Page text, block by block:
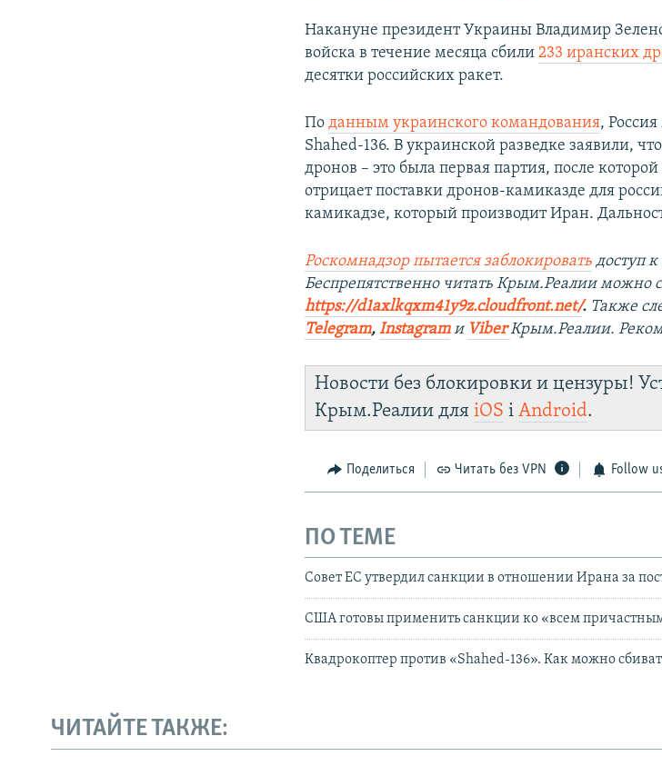
Накануне президент Украины Владимир
войска в течение месяца сбили233 иранских
десятки российских ракет.
Поданным украинского командования,
Shahed-136. В украинской разведке заявили,
дронов – это была первая партия, после
отрицает поставки дронов-камиказде для
камикадзе, который производит Иран.
Роскомнадзор пытается заблокировать доступ
Беспрепятственно читать Крым.Реалии можно
https://d1axlkqxm41y9z.cloudfront.net/. ​ Также
Telegram, Instagram и ViberКрым.Реалии.
Новости без блокировки и цензуры!
Крым.Реалии дляiOS іAndroid.
Поделиться Читать без VPN Follow
ПО ТЕМЕ
Совет ЕС утвердил санкции в отношении Ирана за
США готовы применить санкции ко «всем
Квадрокоптер против «Shahed-136». Как можно
ЧИТАЙТЕ ТАКЖЕ: